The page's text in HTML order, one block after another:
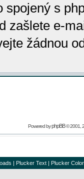
spojený s
zašlete e-
žádnou
Powered byphpBB© 2001,
| Plucker Text | Plucker Color